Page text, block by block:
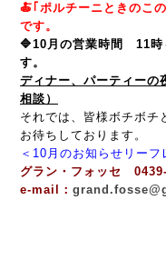
🍝｢ポルチーニときのこ
です。
🔷10月の営業時間 11時
す。
ディナー、パーティーの
相談）
それでは、皆様ボチボチ
お待ちしております。
＜10月のお知らせリーフ
グラン・フォッセ
e-mail：